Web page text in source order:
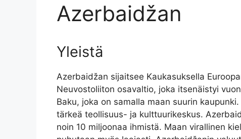
Azerbaidžan
Yleistä
Azerbaidžan sijaitsee Kaukasuksella
Neuvostoliiton osavaltio, joka itsenäistyi
Baku, joka on samalla maan suurin
tärkeä teollisuus- ja kulttuurikeskus.
noin 10 miljoonaa ihmistä. Maan virallinen